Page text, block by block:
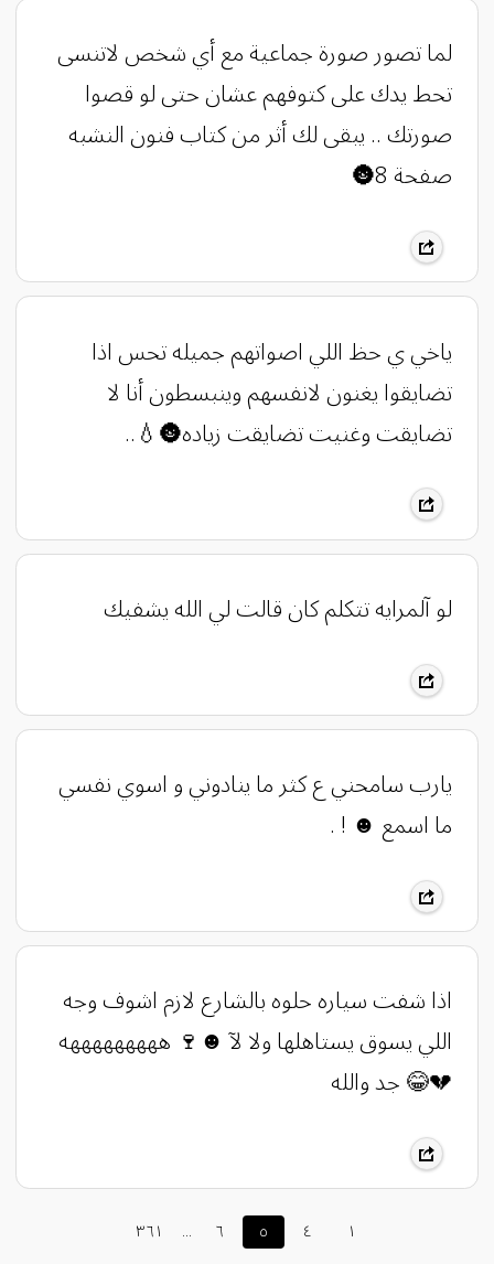
لما تصور صورة جماعية مع أي شخص لاتنسى
تحط يدك على كتوفهم عشان حتى لو قصوا
صورتك .. يبقى لك أثر من كتاب فنون النشبه
صفحة 8🌚
ياخي ي حظ اللي اصواتهم جميله تحس اذا
تضايقوا يغنون لانفسهم وينبسطون أنا لا
تضايقت وغنيت تضايقت زياده🌚💧..
لو آلمرايه تتكلم كان قالت لي الله يشفيك
يارب سامحني ع كثر ما ينادوني و اسوي نفسي
ما اسمع ☻ ! .
‏​اذا شفت سياره حلوه بالشارع لازم اشوف وجه
اللي يسوق يستاهلها ولا لآ ☻🍷 هههههههههه
💔😂 جد والله
٣٦١ ... ٦ ٥ ٤ ١